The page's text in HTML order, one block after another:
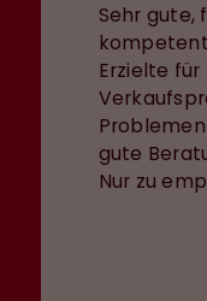
Sehr gute,
Erzielte
gute
Nur zu